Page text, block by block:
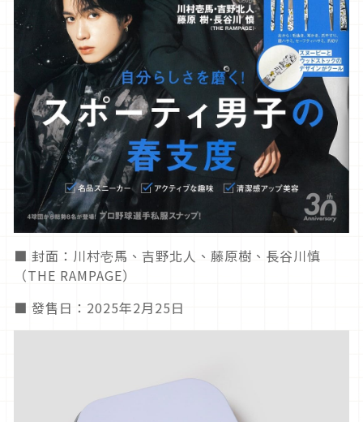
■ 封面：川村壱馬、吉野北人、藤原樹、長谷川慎
（THE RAMPAGE）
■ 發售日：2025年2月25日